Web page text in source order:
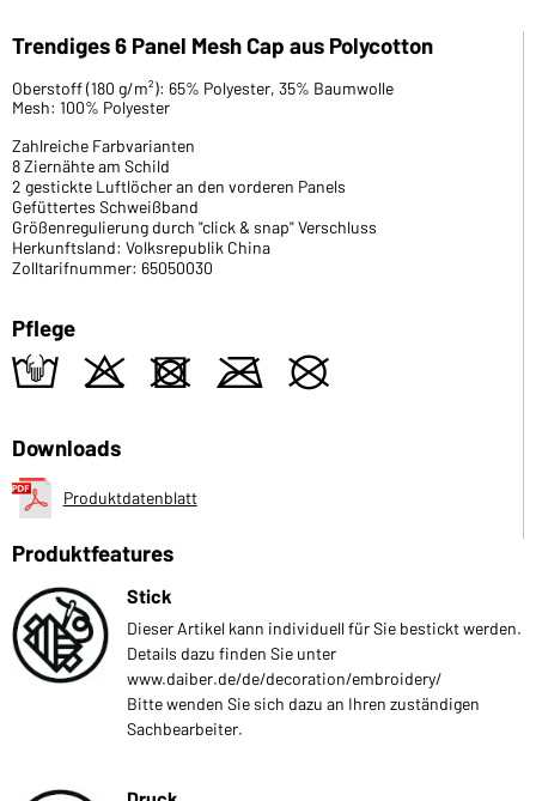
Trendiges 6 Panel Mesh Cap aus Polycotton
Oberstoff (180 g/m²): 65% Polyester, 35% Baumwolle
Mesh: 100% Polyester
Zahlreiche Farbvarianten
8 Ziernähte am Schild
2 gestickte Luftlöcher an den vorderen Panels
Gefüttertes Schweißband
Größenregulierung durch "click & snap" Verschluss
Herkunftsland: Volksrepublik China
Zolltarifnummer: 65050030
Pflege
t o d m U
Downloads
Produktdatenblatt
Produktfeatures
Stick
Dieser Artikel kann individuell für Sie bestickt werden.
Details dazu finden Sie unter
www.daiber.de/de/decoration/embroidery/
Bitte wenden Sie sich dazu an Ihren zuständigen
Sachbearbeiter.